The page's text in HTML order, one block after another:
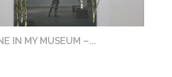
IN MY MUSEUM –...